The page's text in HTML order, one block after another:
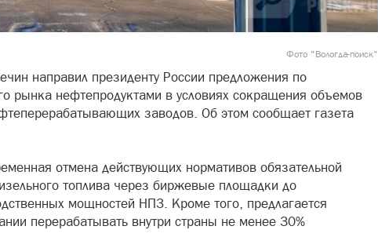
Фото "Вологда-поиск"
направил президенту России предложения по
рынка нефтепродуктами в условиях сокращения объемов
заводов. Об этом сообщает газета
отмена действующих нормативов обязательной
топлива через биржевые площадки до
мощностей НПЗ. Кроме того, предлагается
перерабатывать внутри страны не менее 30%